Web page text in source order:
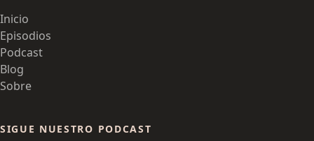
Inicio
Episodios
Podcast
Blog
Sobre
SIGUE NUESTRO PODCAST